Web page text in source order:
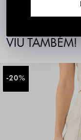
VIU TAMBÉM!
20%